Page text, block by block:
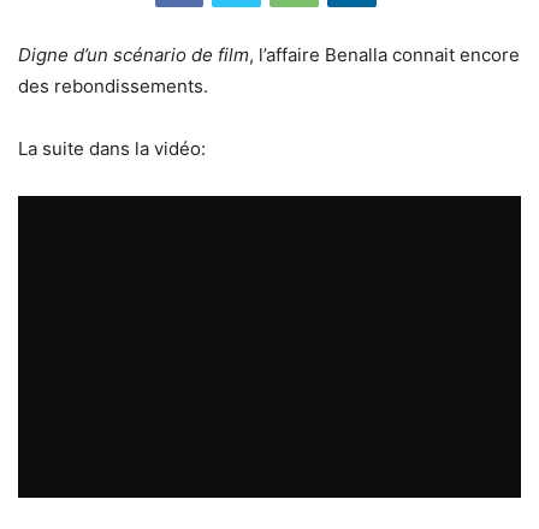
Digne d’un scénario de film, l’affaire Benalla connait encore
des rebondissements.
La suite dans la vidéo: